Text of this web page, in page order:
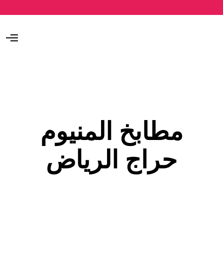
O
مطابخ المنيوم
حراج الرياض